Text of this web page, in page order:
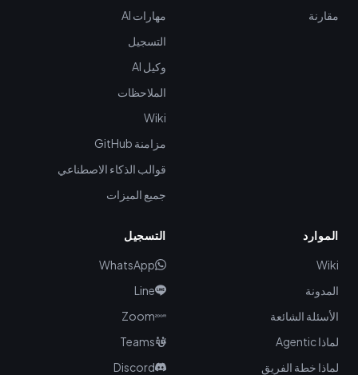
مقارنة
مهارات AI
التسجيل
وكيل AI
الملاحظات
Wiki
مزامنة GitHub
قوالب الذكاء الاصطناعي
جميع الميزات
الموارد
Wiki
المدونة
الأسئلة الشائعة
لماذا Agentic
لماذا خطة الفريق
التسجيل
WhatsApp
Line
Zoom
Teams
Discord